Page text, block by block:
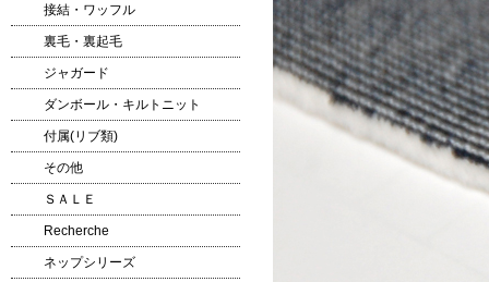
接結・ワッフル
裏毛・裏起毛
ジャガード
ダンボール・キルトニット
付属(リブ類)
その他
ＳＡＬＥ
Recherche
ネップシリーズ